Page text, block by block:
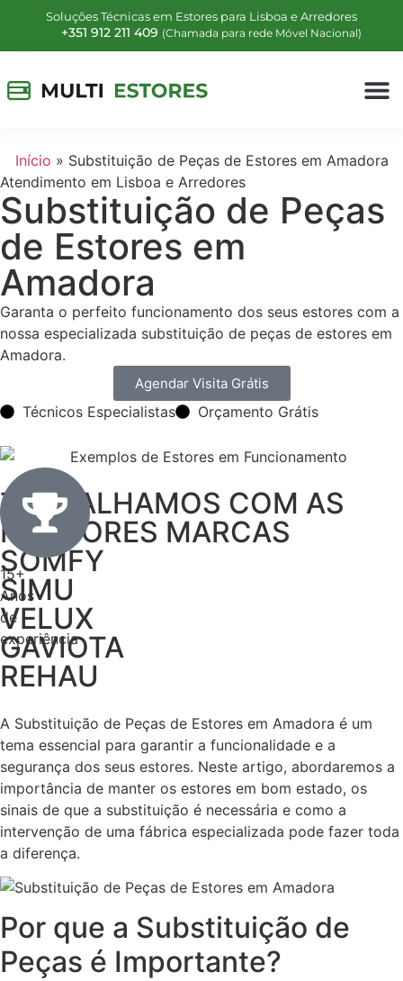
Soluções Técnicas em Estores para Lisboa e Arredores
+351 912 211 409 (Chamada para rede Móvel Nacional)
Início » Substituição de Peças de Estores em Amadora
Atendimento em Lisboa e Arredores
Substituição de Peças
de Estores em
Amadora
Garanta o perfeito funcionamento dos seus estores com a
nossa especializada substituição de peças de estores em
Amadora.
Agendar Visita Grátis
Técnicos Especialistas Orçamento Grátis
15+
Anos
de
experiência
TRABALHAMOS COM AS
MELHORES MARCAS
SOMFY
SIMU
VELUX
GAVIOTA
REHAU
A Substituição de Peças de Estores em Amadora é um
tema essencial para garantir a funcionalidade e a
segurança dos seus estores. Neste artigo, abordaremos a
importância de manter os estores em bom estado, os
sinais de que a substituição é necessária e como a
intervenção de uma fábrica especializada pode fazer toda
a diferença.
Por que a Substituição de
Peças é Importante?